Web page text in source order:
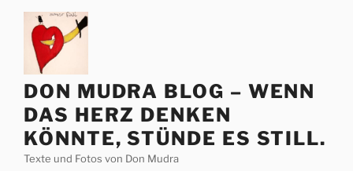
Zum
springen
DON MUDRA BLOG – WENN
DAS HERZ DENKEN
KÖNNTE, STÜNDE ES STILL.
Texte und Fotos von Don Mudra